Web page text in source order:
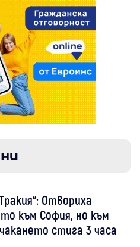
Отвориха
към София, но към
стига 3 часа